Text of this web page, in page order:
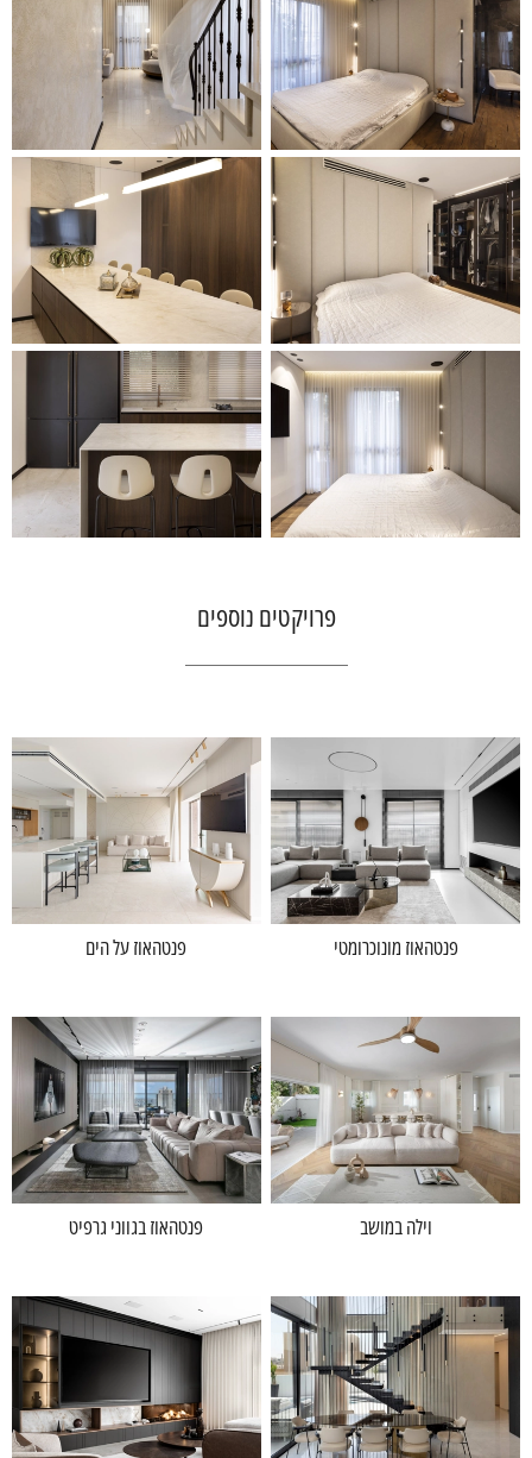
פרויקטים נוספים
פנטהאוז מונוכרומטי פנטהאוז על הים
וילה במושב פנטהאוז בגווני גרפיט